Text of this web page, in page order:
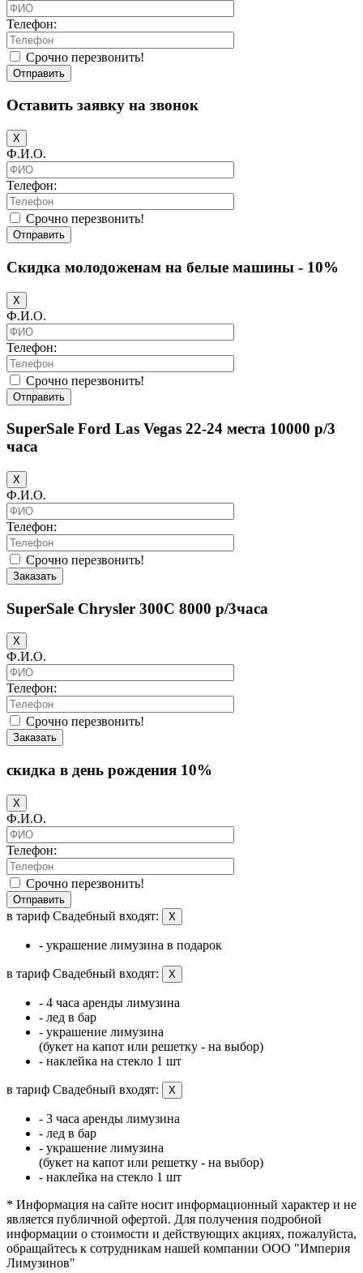
Телефон:
Срочно перезвонить!
Отправить
Оставить заявку на звонок
X
Ф.И.О.
Телефон:
Срочно перезвонить!
Отправить
Скидка молодоженам на белые машины - 10%
X
Ф.И.О.
Телефон:
Срочно перезвонить!
Отправить
SuperSale Ford Las Vegas 22-24 места 10000 р/3
часа
X
Ф.И.О.
Телефон:
Срочно перезвонить!
Заказать
SuperSale Chrysler 300C 8000 р/3часа
X
Ф.И.О.
Телефон:
Срочно перезвонить!
Заказать
скидка в день рождения 10%
X
Ф.И.О.
Телефон:
Срочно перезвонить!
Отправить
в тариф Свадебный входят: X
- украшение лимузина в подарок
в тариф Свадебный входят: X
- 4 часа аренды лимузина
- лед в бар
- украшение лимузина
(букет на капот или решетку - на выбор)
- наклейка на стекло 1 шт
в тариф Свадебный входят: X
- 3 часа аренды лимузина
- лед в бар
- украшение лимузина
(букет на капот или решетку - на выбор)
- наклейка на стекло 1 шт
* Информация на сайте носит информационный характер и не
является публичной офертой. Для получения подробной
информации о стоимости и действующих акциях, пожалуйста,
обращайтесь к сотрудникам нашей компании ООО "Империя
Лимузинов"